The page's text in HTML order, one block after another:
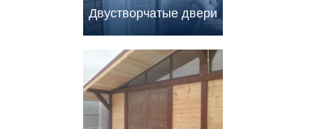
Двустворчатые двери